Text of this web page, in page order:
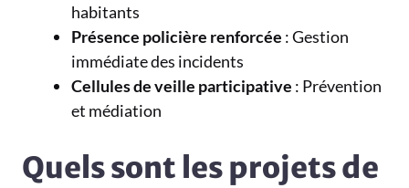
habitants
Présence policière renforcée : Gestion
immédiate des incidents
Cellules de veille participative : Prévention
et médiation
Quels sont les projets de